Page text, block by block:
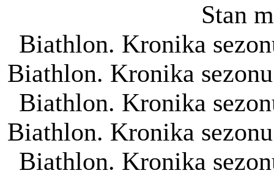
Stan
Biathlon. Kronika
Biathlon. Kronika
Biathlon. Kronika
Biathlon. Kronika
Biathlon. Kronika